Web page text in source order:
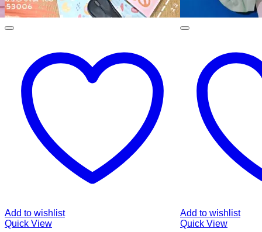
Add to wishlist
Quick View
Add to wishlist
Quick View